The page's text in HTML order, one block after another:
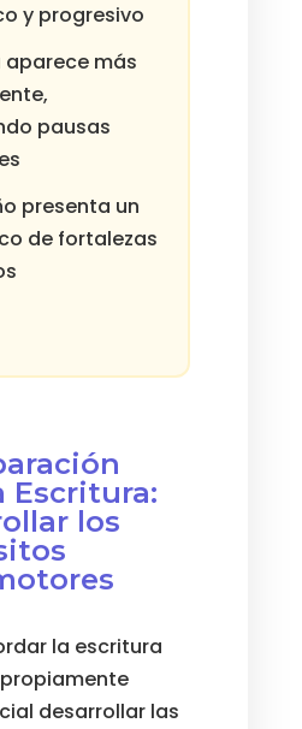
y progresivo
aparece más
pausas
presenta un
de fortalezas
Escritura:
los
la escritura
desarrollar las